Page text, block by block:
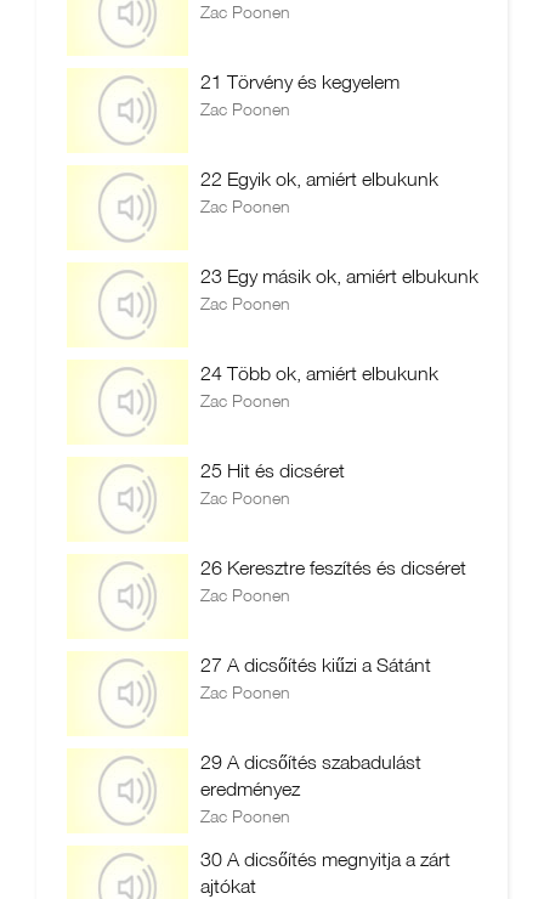
Zac Poonen
21 Törvény és kegyelem
Zac Poonen
22 Egyik ok, amiért elbukunk
Zac Poonen
23 Egy másik ok, amiért elbukunk
Zac Poonen
24 Több ok, amiért elbukunk
Zac Poonen
25 Hit és dicséret
Zac Poonen
26 Keresztre feszítés és dicséret
Zac Poonen
27 A dicsőítés kiűzi a Sátánt
Zac Poonen
29 A dicsőítés szabadulást
eredményez
Zac Poonen
30 A dicsőítés megnyitja a zárt
ajtókat